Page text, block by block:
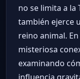
no se limita a la
también ejerce
reino animal.
misteriosa
examinando